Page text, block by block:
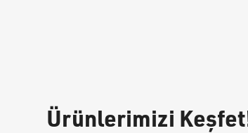
Ürünlerimizi